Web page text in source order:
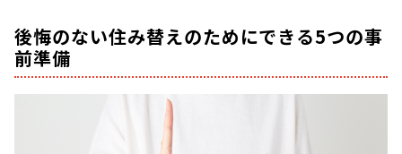
後悔のない住み替えのためにできる5つの事
前準備